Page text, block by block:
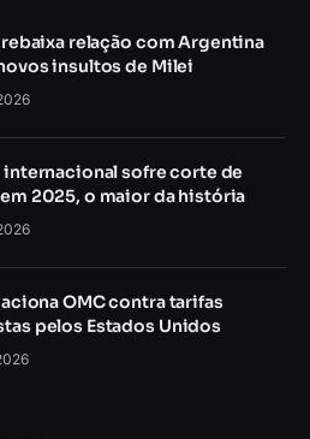
relação com Argentina
insultos de Milei
internacional sofre corte de
em 2025, o maior da história
OMC contra tarifas
pelos Estados Unidos